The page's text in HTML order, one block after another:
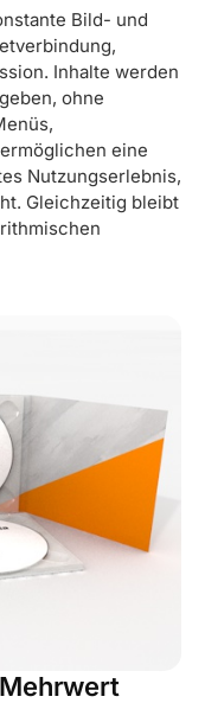
Bild- und
Inhalte werden
ohne
eine
Nutzungserlebnis,
Gleichzeitig bleibt